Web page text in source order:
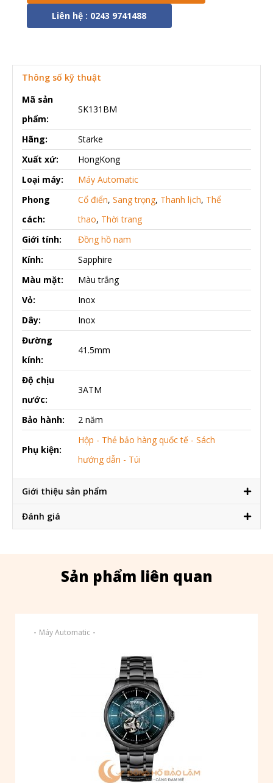
Liên hệ : 0243 9741488
Thông số kỹ thuật
Mã sản
phẩm:
SK131BM
Hãng:
Starke
Xuất xứ:
HongKong
Loại máy:
Máy Automatic
Phong
cách:
Cổ điển, Sang trọng, Thanh lịch, Thể
thao, Thời trang
Giới tính:
Đồng hồ nam
Kính:
Sapphire
Màu mặt:
Màu trắng
Vỏ:
Inox
Dây:
Inox
Đường
kính:
41.5mm
Độ chịu
nước:
3ATM
Bảo hành: 2 năm
Phụ kiện:
Hộp - Thẻ bảo hàng quốc tế - Sách
hướng dẫn - Túi
Giới thiệu sản phẩm
Đánh giá
Sản phẩm liên quan
- Máy Automatic -